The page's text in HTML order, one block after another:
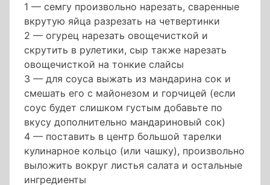
1 — семгу произвольно нарезать, сваренные
вкрутую яйца разрезать на четвертинки
2 — огурец нарезать овощечисткой и
скрутить в рулетики, сыр также нарезать
овощечисткой на тонкие слайсы
3 — для соуса выжать из мандарина сок и
смешать его с майонезом и горчицей (если
соус будет слишком густым добавьте по
вкусу дополнительно мандариновый сок)
4 — поставить в центр большой тарелки
кулинарное кольцо (или чашку), произвольно
выложить вокруг листья салата и остальные
ингредиенты